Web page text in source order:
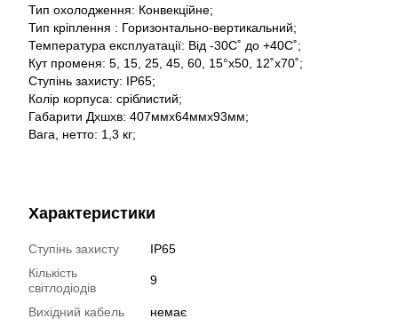
Тип охолодження: Конвекційне;
Тип кріплення : Горизонтально-вертикальний;
Температура експлуатації: Від -30С˚ до +40С˚;
Кут променя: 5, 15, 25, 45, 60, 15°x50, 12˚x70˚;
Ступінь захисту: IP65;
Колір корпуса: сріблистий;
Габарити Дхшхв: 407ммх64ммх93мм;
Вага, нетто: 1,3 кг;
Характеристики
Ступінь захисту
IP65
Кількість
світлодіодів
9
Вихідний кабель
немає